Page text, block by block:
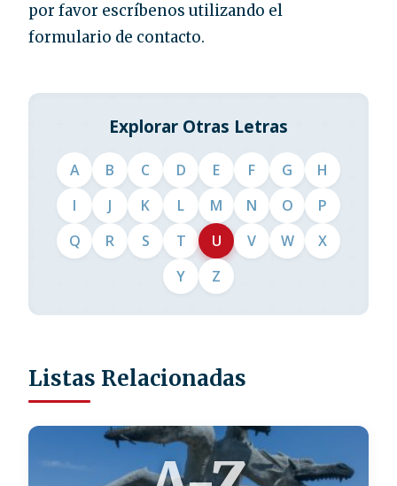
por favor escríbenos utilizando el
formulario de contacto.
Explorar Otras Letras
A B C D E F G
H
I
J K L M N O
P
Q
R S T U V W
X
Y
Z
Listas Relacionadas